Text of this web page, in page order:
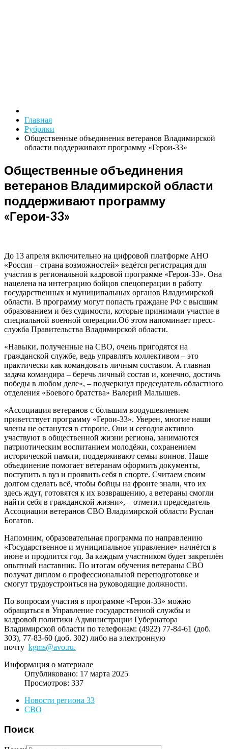
Главная
Рубрики
Общественные объединения ветеранов Владимирской
области поддерживают программу «Герои-33»
Общественные объединения
ветеранов Владимирской области
поддерживают программу
«Герои-33»
До 13 апреля включительно на цифровой платформе АНО
«Россия – страна возможностей» ведётся регистрация для
участия в региональной кадровой программе «Герои-33». Она
нацелена на интеграцию бойцов спецоперации в работу
государственных и муниципальных органов Владимирской
области. В программу могут попасть граждане РФ с высшим
образованием и без судимости, которые принимали участие в
специальной военной операции.Об этом напоминает пресс-
служба Правительства Владимирской области.
«Навыки, полученные на СВО, очень пригодятся на
гражданской службе, ведь управлять коллективом – это
практически как командовать личным составом. А главная
задача командира – беречь личный состав и, конечно, достичь
победы в любом деле», – подчеркнул председатель областного
отделения «Боевого братства» Валерий Малышев.
«Ассоциация ветеранов с большим воодушевлением
приветствует программу «Герои-33». Уверен, многие наши
члены не останутся в стороне. Они и сегодня активно
участвуют в общественной жизни региона, занимаются
патриотическим воспитанием молодёжи, сохранением
исторической памяти, поддерживают семьи воинов. Наше
объединение помогает ветеранам оформить документы,
поступить в вуз и проявить себя в спорте. Считаем своим
долгом сделать всё, чтобы бойцы на фронте знали, что их
здесь ждут, готовятся к их возвращению, а ветераны смогли
найти себя в гражданской жизни», – отметил председатель
Ассоциации ветеранов СВО Владимирской области Руслан
Богатов.
Напомним, образовательная программа по направлению
«Государственное и муниципальное управление» начнётся в
июне и продлится год. За каждым участником будет закреплён
опытный наставник. По итогам обучения ветераны СВО
получат диплом о профессиональной переподготовке и
смогут трудоустроиться на руководящие должности.
По вопросам участия в программе «Герои-33» можно
обращаться в Управление государственной службы и
кадровой политики Администрации Губернатора
Владимирской области по телефонам: (4922) 77-84-61 (доб.
303), 77-83-60 (доб. 302) либо на электронную
почту kgms@avo.ru.
Информация о материале
Опубликовано: 17 марта 2025
Просмотров: 337
Новости региона 33
СВО
Поиск